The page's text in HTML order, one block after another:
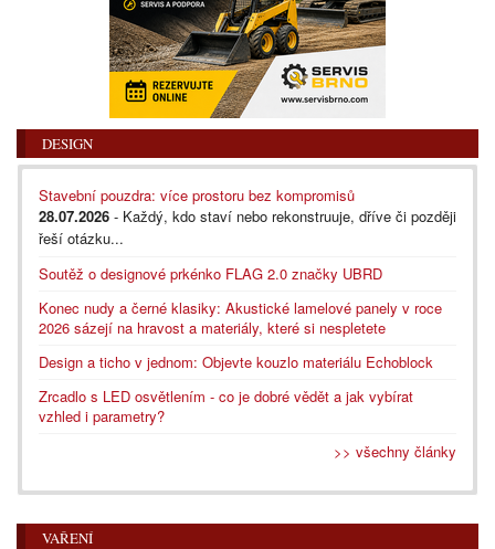
DESIGN
Stavební pouzdra: více prostoru bez kompromisů
28.07.2026 - Každý, kdo staví nebo rekonstruuje, dříve či později
řeší otázku...
Soutěž o designové prkénko FLAG 2.0 značky UBRD
Konec nudy a černé klasiky: Akustické lamelové panely v roce
2026 sázejí na hravost a materiály, které si nespletete
Design a ticho v jednom: Objevte kouzlo materiálu Echoblock
Zrcadlo s LED osvětlením - co je dobré vědět a jak vybírat
vzhled i parametry?
>> všechny články
VAŘENÍ